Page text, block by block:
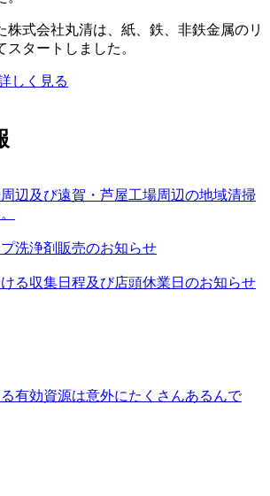
株式会社丸清は、紙、鉄、非鉄金属のリ
タートしました。
しく見る
辺及び遠賀・芦屋工場周辺の地域清掃
洗浄剤販売のお知らせ
る収集日程及び店頭休業日のお知らせ
有効資源は意外にたくさんあるんで